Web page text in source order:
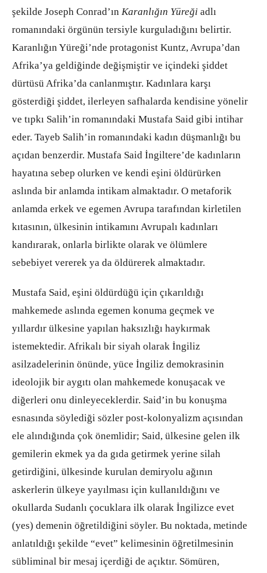
şekilde Joseph Conrad’ın Karanlığın Yüreği adlı
romanındaki örgünün tersiyle kurguladığını belirtir.
Karanlığın Yüreği’nde protagonist Kuntz, Avrupa’dan
Afrika’ya geldiğinde değişmiştir ve içindeki şiddet
dürtüsü Afrika’da canlanmıştır. Kadınlara karşı
gösterdiği şiddet, ilerleyen safhalarda kendisine yönelir
ve tıpkı Salih’in romanındaki Mustafa Said gibi intihar
eder. Tayeb Salih’in romanındaki kadın düşmanlığı bu
açıdan benzerdir. Mustafa Said İngiltere’de kadınların
hayatına sebep olurken ve kendi eşini öldürürken
aslında bir anlamda intikam almaktadır. O metaforik
anlamda erkek ve egemen Avrupa tarafından kirletilen
kıtasının, ülkesinin intikamını Avrupalı kadınları
kandırarak, onlarla birlikte olarak ve ölümlere
sebebiyet vererek ya da öldürerek almaktadır.
Mustafa Said, eşini öldürdüğü için çıkarıldığı
mahkemede aslında egemen konuma geçmek ve
yıllardır ülkesine yapılan haksızlığı haykırmak
istemektedir. Afrikalı bir siyah olarak İngiliz
asilzadelerinin önünde, yüce İngiliz demokrasinin
ideolojik bir aygıtı olan mahkemede konuşacak ve
diğerleri onu dinleyeceklerdir. Said’in bu konuşma
esnasında söylediği sözler post-kolonyalizm açısından
ele alındığında çok önemlidir; Said, ülkesine gelen ilk
gemilerin ekmek ya da gıda getirmek yerine silah
getirdiğini, ülkesinde kurulan demiryolu ağının
askerlerin ülkeye yayılması için kullanıldığını ve
okullarda Sudanlı çocuklara ilk olarak İngilizce evet
(yes) demenin öğretildiğini söyler. Bu noktada, metinde
anlatıldığı şekilde “evet” kelimesinin öğretilmesinin
sübliminal bir mesaj içerdiği de açıktır. Sömüren,